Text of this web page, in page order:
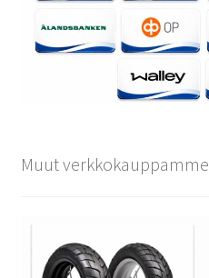
Muut verkkokauppamme